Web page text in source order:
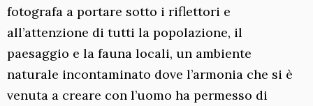
fotografa a portare sotto i riflettori e
all’attenzione di tutti la popolazione, il
paesaggio e la fauna locali, un ambiente
naturale incontaminato dove l’armonia che si è
venuta a creare con l’uomo ha permesso di